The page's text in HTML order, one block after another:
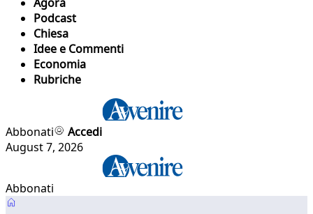
Podcast
Chiesa
Idee e Commenti
Economia
Rubriche
Abbonati
Accedi
August 7, 2026
Abbonati